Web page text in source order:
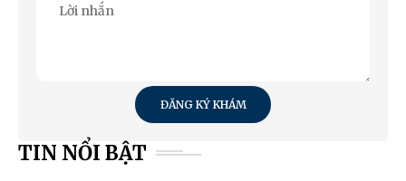
ĐĂNG KÝ KHÁM
TIN NỔI BẬT